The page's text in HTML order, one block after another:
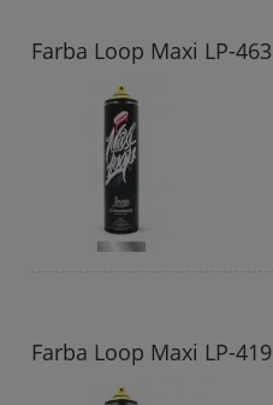
Farba Loop Maxi LP-
Farba Loop Maxi LP-